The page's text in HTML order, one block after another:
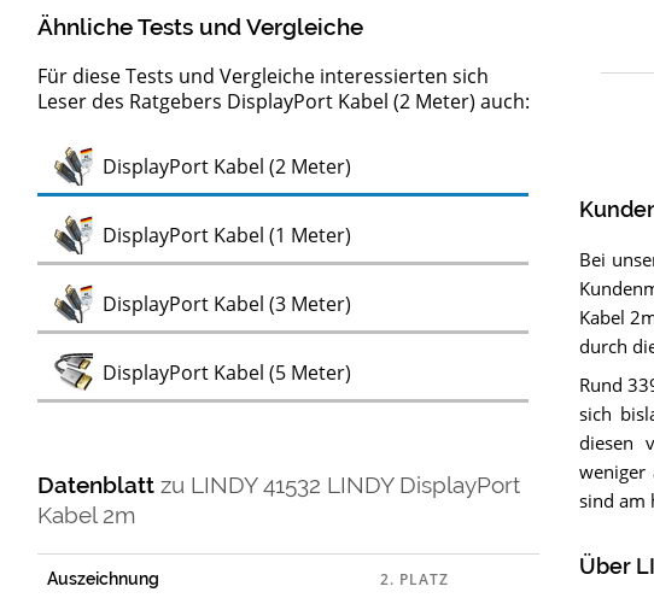
Ähnliche Tests und Vergleiche
Für diese Tests und Vergleiche interessierten sich
Leser des Ratgebers DisplayPort Kabel (2 Meter) auch:
DisplayPort Kabel (2 Meter)
DisplayPort Kabel (1 Meter)
DisplayPort Kabel (3 Meter)
DisplayPort Kabel (5 Meter)
Datenblattzu LINDY 41532 LINDY DisplayPort
Kabel 2m
Auszeichnung
Bei
Kabel
durch
Rund
sich
diesen
weniger
sind am
Über